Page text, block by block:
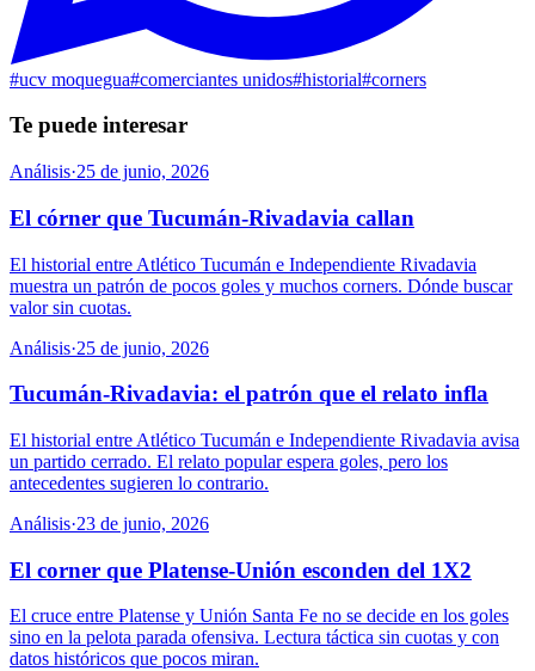
#ucv moquegua#comerciantes unidos#historial#corners
Te puede interesar
Análisis·25 de junio, 2026
El córner que Tucumán-Rivadavia callan
El historial entre Atlético Tucumán e Independiente Rivadavia
muestra un patrón de pocos goles y muchos corners. Dónde buscar
valor sin cuotas.
Análisis·25 de junio, 2026
Tucumán-Rivadavia: el patrón que el relato infla
El historial entre Atlético Tucumán e Independiente Rivadavia avisa
un partido cerrado. El relato popular espera goles, pero los
antecedentes sugieren lo contrario.
Análisis·23 de junio, 2026
El corner que Platense-Unión esconden del 1X2
El cruce entre Platense y Unión Santa Fe no se decide en los goles
sino en la pelota parada ofensiva. Lectura táctica sin cuotas y con
datos históricos que pocos miran.